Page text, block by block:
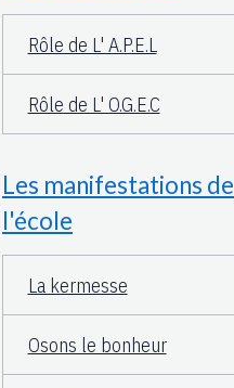
Rôle de L' A.P.E.L
Rôle de L' O.G.E.C
Les manifestations de
l'école
La kermesse
Osons le bonheur